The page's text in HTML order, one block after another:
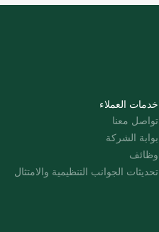
خدمات العملاء
تواصل معنا
بوابة الشركة
وظائف
تحديثات الجوانب التنظيمية والامتثال